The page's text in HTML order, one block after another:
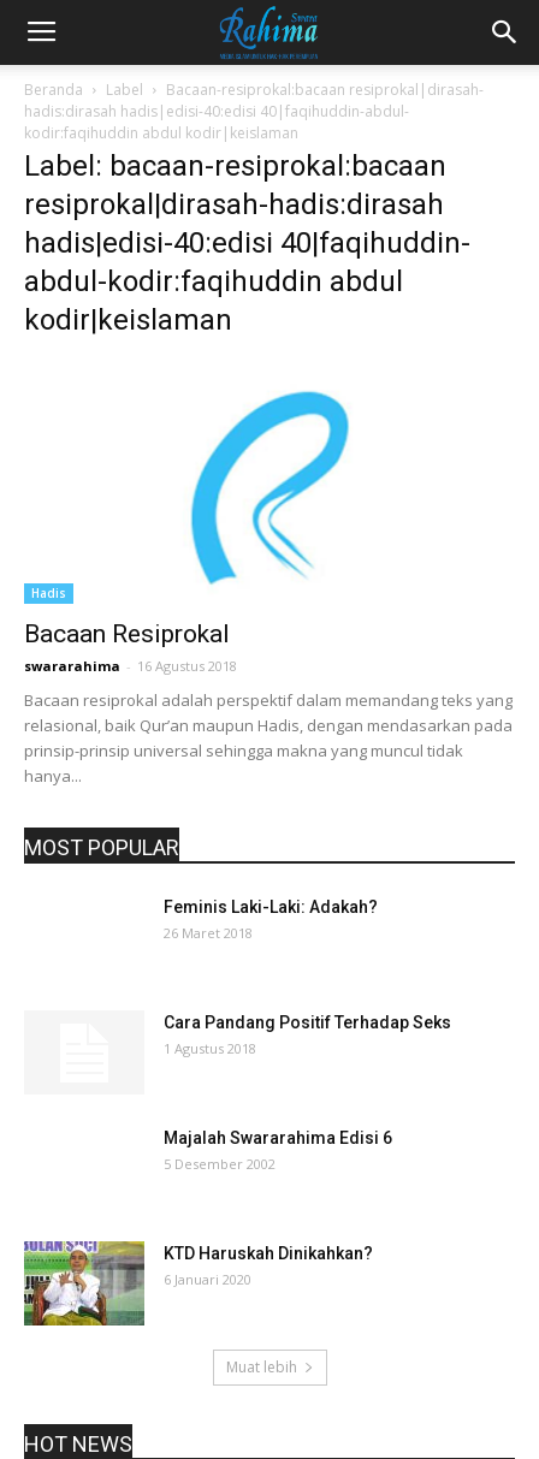
Beranda Label
Bacaan-resiprokal:bacaan resiprokal|dirasah-
hadis:dirasah hadis|edisi-40:edisi 40|faqihuddin-abdul-
kodir:faqihuddin abdul kodir|keislaman
Label: bacaan-resiprokal:bacaan
resiprokal|dirasah-hadis:dirasah
hadis|edisi-40:edisi 40|faqihuddin-
abdul-kodir:faqihuddin abdul
kodir|keislaman
Hadis
Bacaan Resiprokal
swararahima - 16 Agustus 2018
Bacaan resiprokal adalah perspektif dalam memandang teks yang
relasional, baik Qur’an maupun Hadis, dengan mendasarkan pada
prinsip-prinsip universal sehingga makna yang muncul tidak
hanya...
MOST POPULAR
Feminis Laki-Laki: Adakah?
26 Maret 2018
Cara Pandang Positif Terhadap Seks
1 Agustus 2018
Majalah Swararahima Edisi 6
5 Desember 2002
KTD Haruskah Dinikahkan?
6 Januari 2020
Muat lebih
HOT NEWS